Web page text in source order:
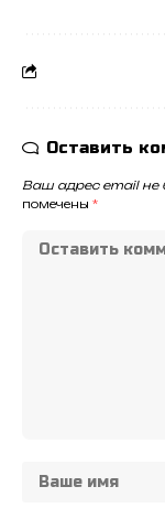
Оставить
Ваш адрес email не
помечены *